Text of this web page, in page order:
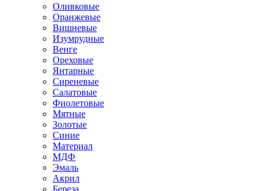
Оливковые
Оранжевые
Вишневые
Изумрудные
Венге
Ореховые
Янтарные
Сиреневые
Салатовые
Фиолетовые
Мятные
Золотые
Синие
Материал
МДФ
Эмаль
Акрил
Береза